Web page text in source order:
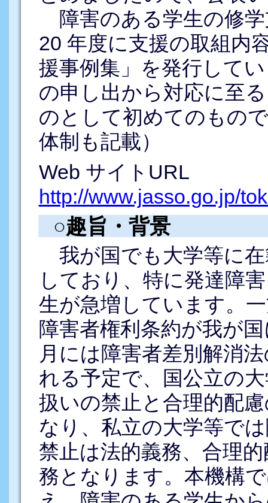
障害のある学生の修
20 年度に支援の取組内
援事例集」を発行して
の申し出から対応に至
のとして初めてのもの
体制も記載）
Web サイトURL
http://www.jasso.go.jp/
○趣旨・背景
我が国でも大学等に
しており、特に発達障
生が急増しています。
障害者権利条約が我が
月には障害者差別解消
れる予定で、国公立の
扱いの禁止と合理的配
なり、私立の大学等で
禁止は法的義務、合理
務となります。本機構